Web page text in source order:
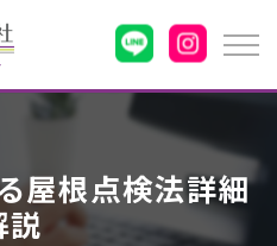
屋根点検法詳細
説